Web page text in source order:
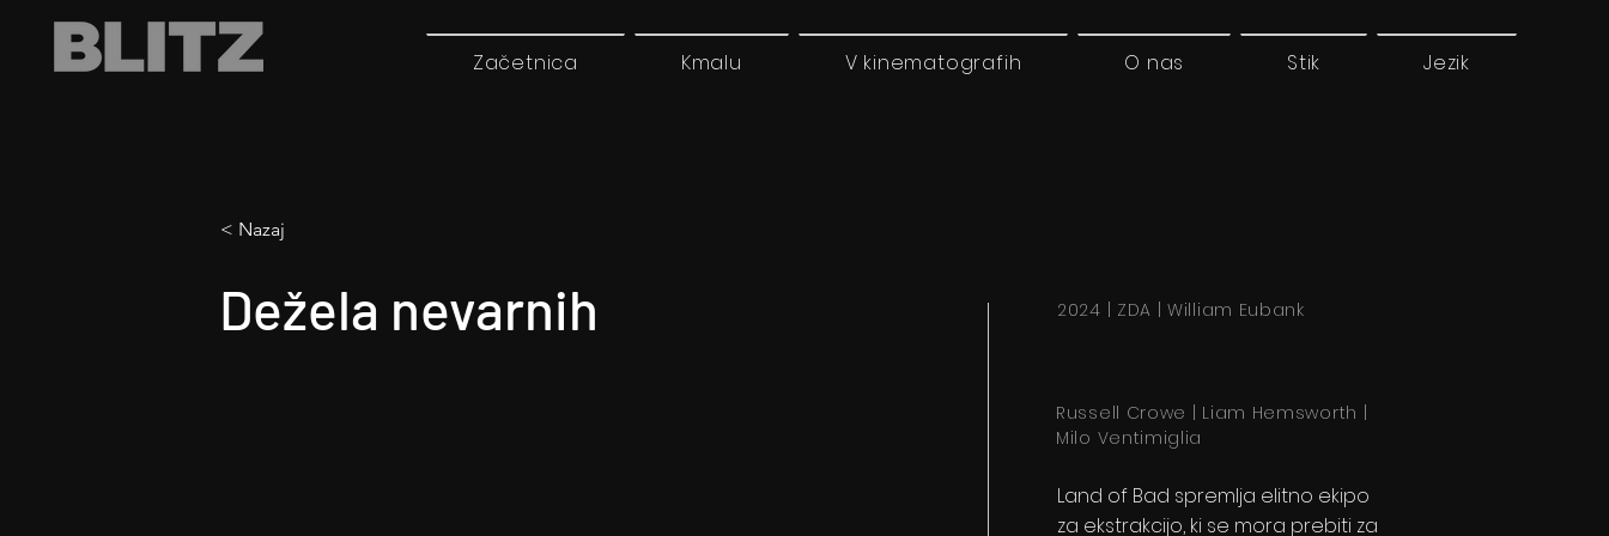
Začetnica Kmalu V kinematografih O nas Stik Jezik
< Nazaj
Dežela nevarnih 2024 | ZDA | William Eubank
Russell Crowe | Liam Hemsworth |
Milo Ventimiglia
Land of Bad spremlja elitno ekipo
za ekstrakcijo, ki se mora prebiti za